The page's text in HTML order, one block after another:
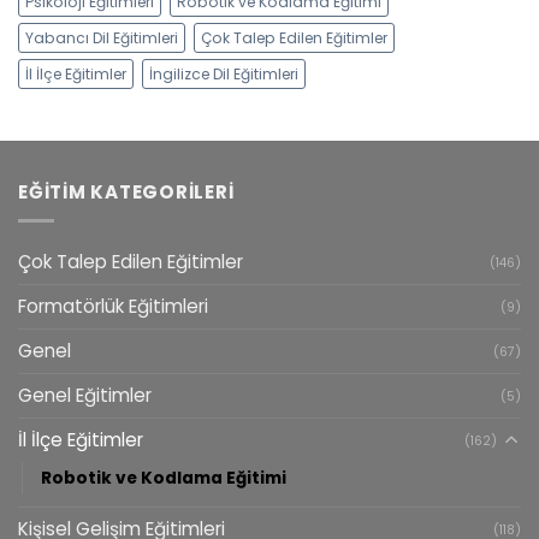
Yabancı Dil Eğitimleri
Çok Talep Edilen Eğitimler
İl İlçe Eğitimler
İngilizce Dil Eğitimleri
EĞITIM KATEGORILERI
Çok Talep Edilen Eğitimler (146)
Formatörlük Eğitimleri (9)
Genel (67)
Genel Eğitimler (5)
İl İlçe Eğitimler (162)
Robotik ve Kodlama Eğitimi
Kişisel Gelişim Eğitimleri (118)